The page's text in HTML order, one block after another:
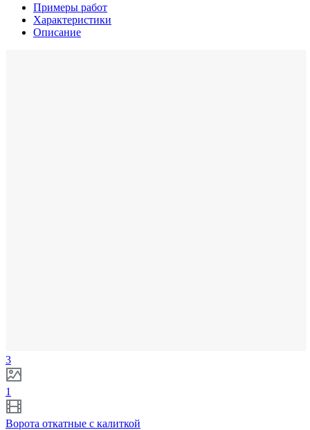
Примеры работ
Характеристики
Описание
3
1
Ворота откатные с калиткой